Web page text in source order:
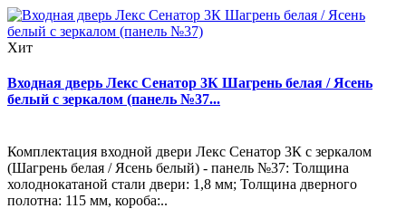
Хит
Входная дверь Лекс Сенатор 3К Шагрень белая / Ясень
белый с зеркалом (панель №37...
Комплектация входной двери Лекс Сенатор 3К с зеркалом
(Шагрень белая / Ясень белый) - панель №37: Толщина
холоднокатаной стали двери: 1,8 мм; Толщина дверного
полотна: 115 мм, короба:..